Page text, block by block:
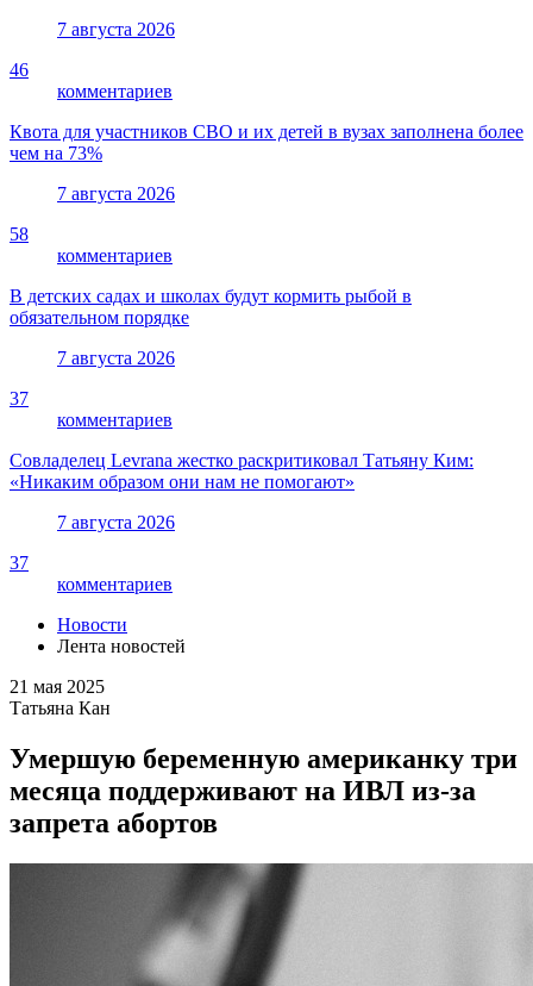
7 августа 2026
46
комментариев
Квота для участников СВО и их детей в вузах заполнена более
чем на 73%
7 августа 2026
58
комментариев
В детских садах и школах будут кормить рыбой в
обязательном порядке
7 августа 2026
37
комментариев
Совладелец Levrana жестко раскритиковал Татьяну Ким:
«Никаким образом они нам не помогают»
7 августа 2026
37
комментариев
Новости
Лента новостей
21 мая 2025
Татьяна Кан
Умершую беременную американку три
месяца поддерживают на ИВЛ из-за
запрета абортов